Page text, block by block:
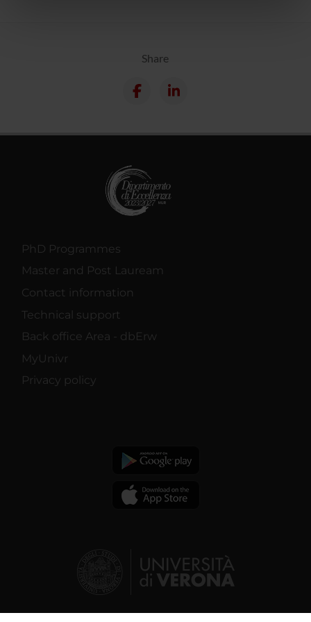
raccolto dal tuo utilizzo dei loro servizi.
Share
PhD Programmes
Master and Post Lauream
Contact information
Technical support
Back office Area - dbErw
MyUnivr
Privacy policy